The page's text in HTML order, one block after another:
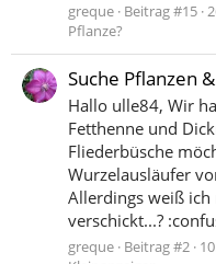
greque Beitrag #15
Pflanze?
Suche Pflanzen
Hallo ulle84, Wir
Fetthenne und
Fliederbüsche
Wurzelausläufer
Allerdings weiß ich
verschickt...?
greque Beitrag #2